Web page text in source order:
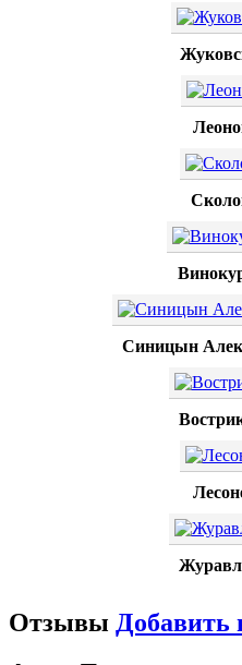
Синицын
Отзывы Добавить